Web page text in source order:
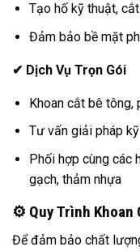
Tạo hố kỹ thuật,
Đảm bảo bề mặt
✔ Dịch Vụ Trọn Gói
Khoan cắt bê tông,
Tư vấn giải pháp
Phối hợp cùng các
gạch, thảm nhựa
⚙️ Quy Trình Khoan
Để đảm bảo chất